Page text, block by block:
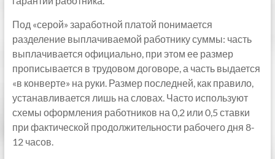
Под «серой» заработной платой понимается
разделение выплачиваемой работнику суммы: часть
выплачивается официально, при этом ее размер
прописывается в трудовом договоре, а часть выдается
«в конверте» на руки. Размер последней, как правило,
устанавливается лишь на словах. Часто используют
схемы оформления работников на 0,2 или 0,5 ставки
при фактической продолжительности рабочего дня 8-
12 часов.